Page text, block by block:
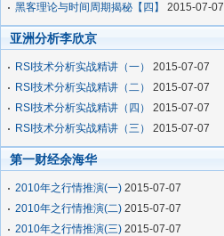
黑客理论与时间周期揭秘【四】
2015-07-07
亚洲分析李欣京
RSI技术分析实战精讲（一）
2015-07-07
RSI技术分析实战精讲（二）
2015-07-07
RSI技术分析实战精讲（四）
2015-07-07
RSI技术分析实战精讲（三）
2015-07-07
第一财经余海华
2010年之行情推演(一) 2015-07-07
2010年之行情推演(二) 2015-07-07
2010年之行情推演(三) 2015-07-07